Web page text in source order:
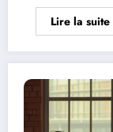
Lire la suite